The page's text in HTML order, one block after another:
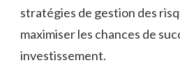
stratégies​ de gestion des
maximiser les chances ​de
investissement.